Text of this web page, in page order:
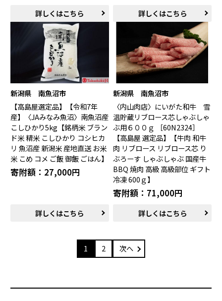
詳しくはこちら 詳しくはこちら
新潟県 南魚沼市
【高島屋選定品】【令和7年
産】〈JAみなみ魚沼〉南魚沼産
こしひかり5kg【銘柄米 ブラン
ド米 精米 こしひかり コシヒカ
リ 魚沼産 新潟米 産地直送 お米
米 こめ コメ ご飯 御飯 ごはん】
寄附額：27,000円
詳しくはこちら
新潟県 南魚沼市
〈内山肉店〉にいがた和牛 雪
温貯蔵リブロース芯しゃぶしゃ
ぶ用６００ｇ ［60N2324］
【高島屋 選定品】【牛肉 和牛
肉 リブロース リブロース芯 り
ぶろーす しゃぶしゃぶ 国産牛
BBQ 焼肉 高級 高級部位 ギフト
冷凍 600ｇ】
寄附額：71,000円
詳しくはこちら
1 2 次へ